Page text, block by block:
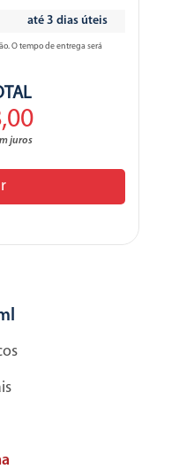
até 3 dias úteis
O tempo de entrega será
juros